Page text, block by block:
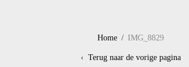
Home / IMG_8829
Terug naar de vorige pagina